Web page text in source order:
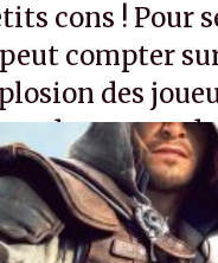
cons ! Pour
compter
des
donc aux
avec du